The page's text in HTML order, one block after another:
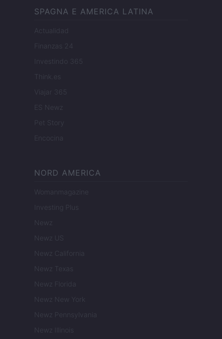
SPAGNA E AMERICA LATINA
Actualidad
Finanzas 24
Investindo 365
Think.es
Viajar 365
ES Newz
Pet Story
Encocina
NORD AMERICA
Womanmagazine
Investing Plus
Newz
Newz US
Newz California
Newz Texas
Newz Florida
Newz New York
Newz Pennsylvania
Newz Illinois